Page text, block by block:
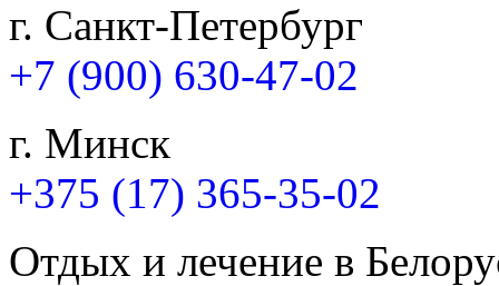
г. Санкт-Петербург
+7 (900) 630-47-02
г. Минск
+375 (17) 365-35-02
Отдых и лечение в